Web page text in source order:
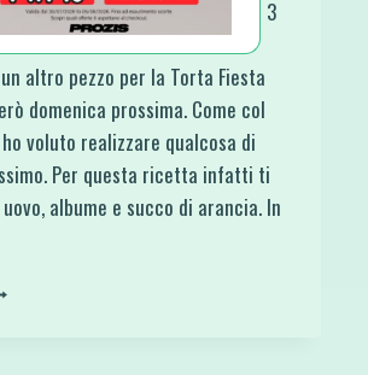
spettacolare Crema all’Arancia 3
Senza Glutine Zucchero
altro pezzo per la Torta Fiesta
domenica prossima. Come col
voluto realizzare qualcosa di
Per questa ricetta infatti ti
albume e succo di arancia. In